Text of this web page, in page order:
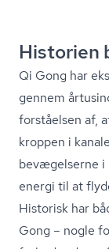
Historien
Qi Gong har
gennem
forståelsen af,
kroppen i
bevægelserne i
energi til at
Historisk har
Gong – nogle